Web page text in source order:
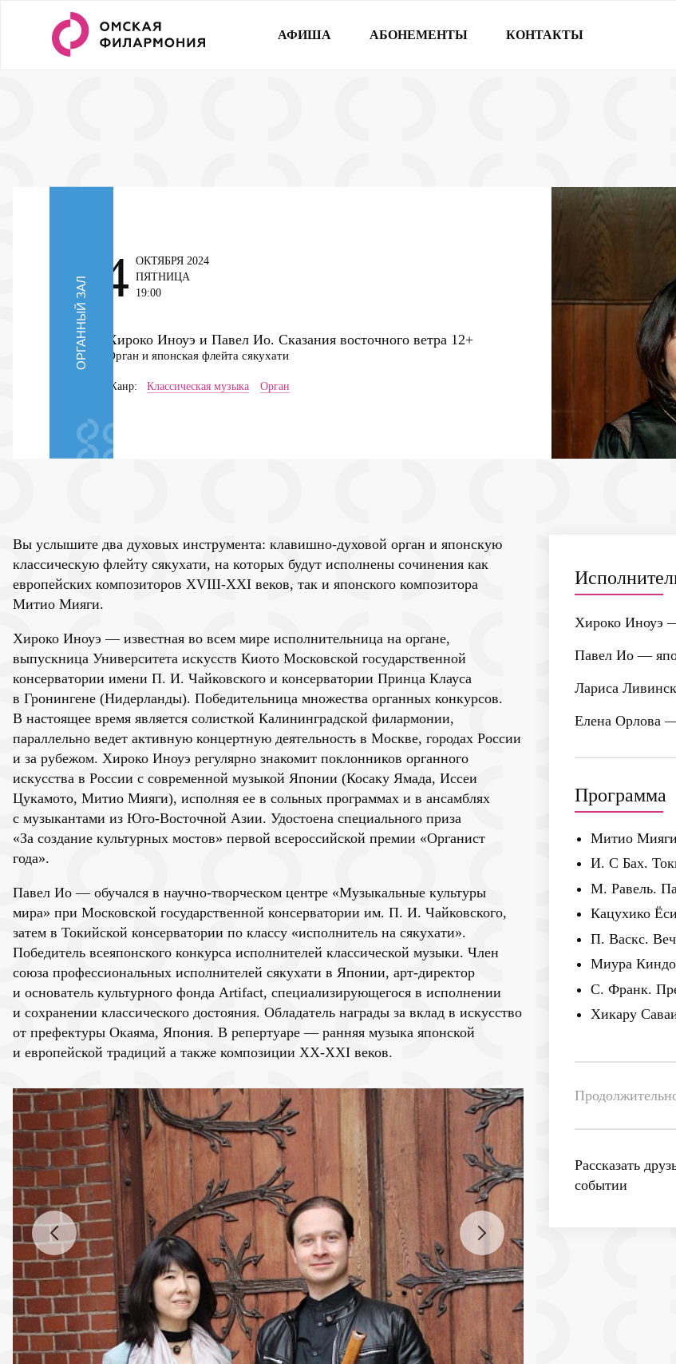
АФИША АБОНЕМЕНТЫ КОНТАКТЫ
ОРГАННЫЙ ЗАЛ Хироко Иноуэ и Павел Ио. Сказания восточного ветра 12+
Орган и японская флейта сякухати
Жанр: Классическая музыка Орган
4 ОКТЯБРЯ 2024
ПЯТНИЦА
19:00
Вы услышите два духовых инструмента: клавишно-духовой орган и японскую
классическую флейту сякухати, на которых будут исполнены сочинения как
европейских композиторов XVIII-XXI веков, так и японского композитора
Митио Мияги.
Хироко Иноуэ — известная во всем мире исполнительница на органе,
выпускница Университета искусств Киото Московской государственной
консерватории имени П. И. Чайковского и консерватории Принца Клауса
в Гронингене (Нидерланды). Победительница множества органных конкурсов.
В настоящее время является солисткой Калининградской филармонии,
параллельно ведет активную концертную деятельность в Москве, городах России
и за рубежом. Хироко Иноуэ регулярно знакомит поклонников органного
искусства в России с современной музыкой Японии (Косаку Ямада, Иссеи
Цукамото, Митио Мияги), исполняя ее в сольных программах и в ансамблях
с музыкантами из Юго-Восточной Азии. Удостоена специального приза
«За создание культурных мостов» первой всероссийской премии «Органист
года».
Павел Ио — обучался в научно-творческом центре «Музыкальные культуры
мира» при Московской государственной консерватории им. П. И. Чайковского,
затем в Токийской консерватории по классу «исполнитель на сякухати».
Победитель всеяпонского конкурса исполнителей классической музыки. Член
союза профессиональных исполнителей сякухати в Японии, арт-директор
и основатель культурного фонда Artifact, специализирующегося в исполнении
и сохранении классического достояния. Обладатель награды за вклад в искусство
от префектуры Окаяма, Япония. В репертуаре — ранняя музыка японской
и европейской традиций а также композиции XX-XXI веков.
Хироко Иноуэ
Павел Ио —
Лариса
Елена Орлова —
Программа
Митио
И. С Бах.
М. Равель.
Кацухико
П. Васкс.
Миура
С. Франк.
Хикару
Рассказать
событии